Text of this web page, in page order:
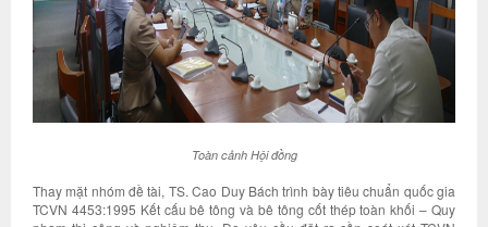
Toàn cảnh Hội đồng
Thay mặt nhóm đề tài, TS. Cao Duy Bách trình bày tiêu chuẩn quốc gia
TCVN 4453:1995 Kết cấu bê tông và bê tông cốt thép toàn khối – Quy